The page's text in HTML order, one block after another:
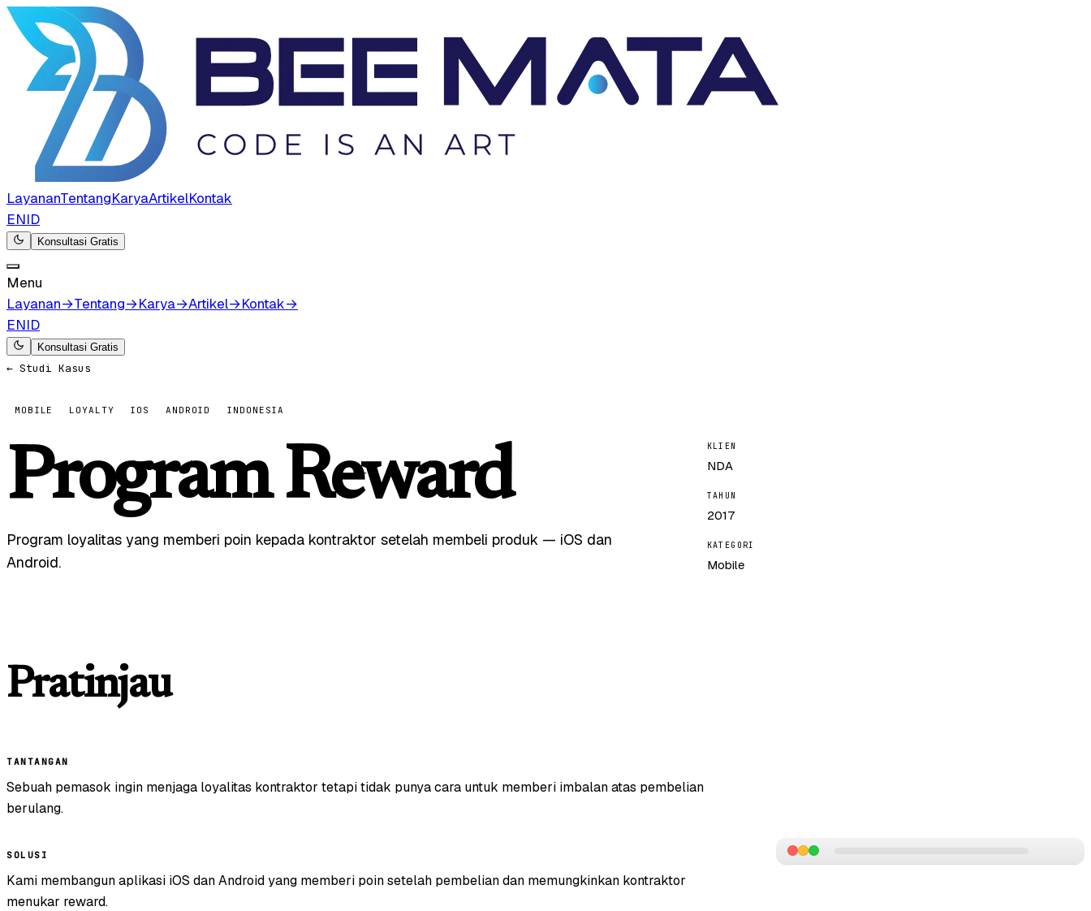
LayananTentangKaryaArtikelKontak
ENID
Konsultasi Gratis
Menu
Layanan→Tentang→Karya→Artikel→Kontak→
ENID
Konsultasi Gratis
← Studi Kasus
MOBILE LOYALTY IOS ANDROID INDONESIA
Program Reward
Program loyalitas yang memberi poin kepada kontraktor setelah membeli produk — iOS dan
Android.
KLIEN
NDA
TAHUN
2017
KATEGORI
Mobile
Pratinjau
TANTANGAN
Sebuah pemasok ingin menjaga loyalitas kontraktor tetapi tidak punya cara untuk memberi imbalan atas pembelian
berulang.
SOLUSI
Kami membangun aplikasi iOS dan Android yang memberi poin setelah pembelian dan memungkinkan kontraktor
menukar reward.